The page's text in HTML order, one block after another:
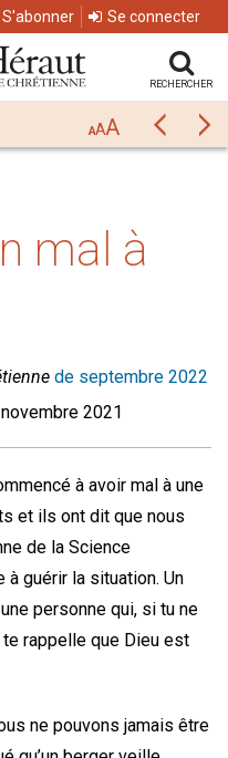
S'abonner Se connecter
RECHERCHER
AAA
mal à
de septembre 2022
2021
à avoir mal à une
et ils ont dit que nous
de la Science
à guérir la situation. Un
personne qui, si tu ne
rappelle que Dieu est
ne pouvons jamais être